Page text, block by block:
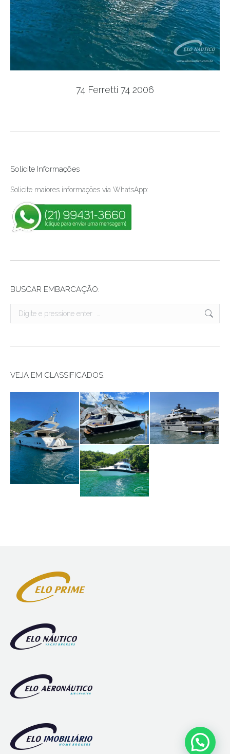
74 Ferretti 74 2006
Solicite Informações
Solicite maiores informações via WhatsApp:
BUSCAR EMBARCAÇÃO:
Search:
VEJA EM CLASSIFICADOS: